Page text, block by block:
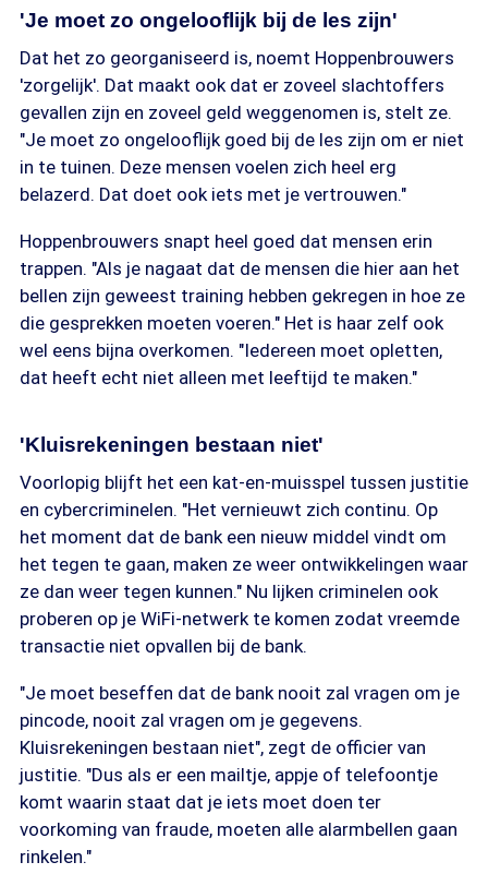
'Je moet zo ongelooflijk bij de les zijn'
Dat het zo georganiseerd is, noemt Hoppenbrouwers
'zorgelijk'. Dat maakt ook dat er zoveel slachtoffers
gevallen zijn en zoveel geld weggenomen is, stelt ze.
"Je moet zo ongelooflijk goed bij de les zijn om er niet
in te tuinen. Deze mensen voelen zich heel erg
belazerd. Dat doet ook iets met je vertrouwen."
Hoppenbrouwers snapt heel goed dat mensen erin
trappen. "Als je nagaat dat de mensen die hier aan het
bellen zijn geweest training hebben gekregen in hoe ze
die gesprekken moeten voeren." Het is haar zelf ook
wel eens bijna overkomen. "Iedereen moet opletten,
dat heeft echt niet alleen met leeftijd te maken."
'Kluisrekeningen bestaan niet'
Voorlopig blijft het een kat-en-muisspel tussen justitie
en cybercriminelen. "Het vernieuwt zich continu. Op
het moment dat de bank een nieuw middel vindt om
het tegen te gaan, maken ze weer ontwikkelingen waar
ze dan weer tegen kunnen." Nu lijken criminelen ook
proberen op je WiFi-netwerk te komen zodat vreemde
transactie niet opvallen bij de bank.
"Je moet beseffen dat de bank nooit zal vragen om je
pincode, nooit zal vragen om je gegevens.
Kluisrekeningen bestaan niet", zegt de officier van
justitie. "Dus als er een mailtje, appje of telefoontje
komt waarin staat dat je iets moet doen ter
voorkoming van fraude, moeten alle alarmbellen gaan
rinkelen."